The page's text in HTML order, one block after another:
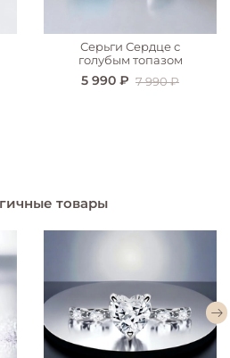
Серьги Сердце с
голубым топазом
5 990 ₽ 7 990 ₽
товары